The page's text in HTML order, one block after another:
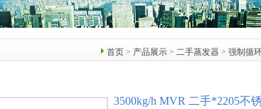
首页 > 产品展示 > 二手蒸发器 > 强制循
3500kg/h MVR 二手*2205不